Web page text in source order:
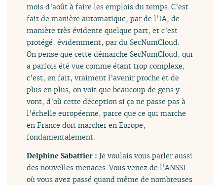
mois d’août à faire les emplois du temps. C’est
fait de manière automatique, par de l’IA, de
manière très évidente quelque part, et c’est
protégé, évidemment, par du SecNumCloud.
On pense que cette démarche SecNumCloud, qui
a parfois été vue comme étant trop complexe,
c’est, en fait, vraiment l’avenir proche et de
plus en plus, on voit que beaucoup de gens y
vont, d’où cette déception si ça ne passe pas à
l’échelle européenne, parce que ce qui marche
en France doit marcher en Europe,
fondamentalement.
Delphine Sabattier :Je voulais vous parler aussi
des nouvelles menaces. Vous venez de l’ANSSI
où vous avez passé quand même de nombreuses